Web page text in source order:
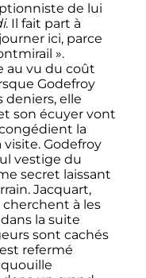
de lui
. Il fait part à
ici, parce
».
au vu du coût
Godefroy
deniers, elle
son écuyer vont
la
Godefroy
vestige du
secret laissant
Jacquart,
à les
la suite
sont cachés
refermé